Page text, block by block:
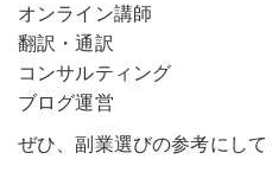
オンライン講師
翻訳・通訳
コンサルティング
ブログ運営
ぜひ、副業選びの参考にして